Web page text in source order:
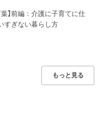
】前編：介護に子育てに仕
すぎない暮らし方
もっと見る